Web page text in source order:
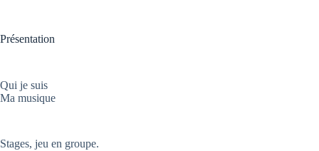
Présentation
Qui je suis
Ma musique
Stages, jeu en groupe.